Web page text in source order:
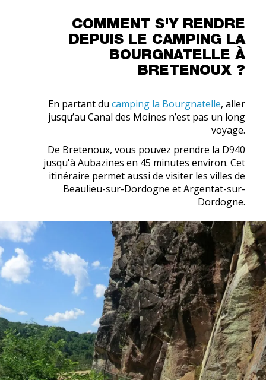
COMMENT S'Y RENDRE
DEPUIS LE CAMPING LA
BOURGNATELLE À
BRETENOUX ?
En partant du camping la Bourgnatelle, aller
jusqu’au Canal des Moines n’est pas un long
voyage.
De Bretenoux, vous pouvez prendre la D940
jusqu'à Aubazines en 45 minutes environ. Cet
itinéraire permet aussi de visiter les villes de
Beaulieu-sur-Dordogne et Argentat-sur-
Dordogne.